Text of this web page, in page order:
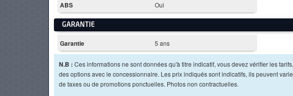
ABS Oui
GARANTIE
Garantie 5 ans
N.B : Ces informations ne sont données qu'à titre indicatif, vous devez vérifier les
des options avec le concessionnaire. Les prix indiqués sont indicatifs, ils peuvent
de taxes ou de promotions ponctuelles. Photos non contractuelles.